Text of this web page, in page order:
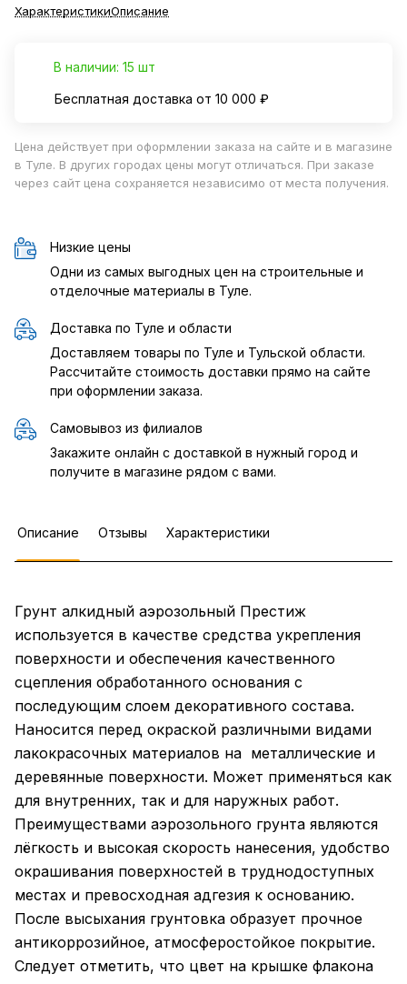
ХарактеристикиОписание
В наличии: 15 шт
Бесплатная доставка от 10 000 ₽
Цена действует при оформлении заказа на сайте и в магазине
в Туле. В других городах цены могут отличаться. При заказе
через сайт цена сохраняется независимо от места получения.
Низкие цены
Одни из самых выгодных цен на строительные и
отделочные материалы в Туле.
Доставка по Туле и области
Доставляем товары по Туле и Тульской области.
Рассчитайте стоимость доставки прямо на сайте
при оформлении заказа.
Самовывоз из филиалов
Закажите онлайн с доставкой в нужный город и
получите в магазине рядом с вами.
Описание Отзывы Характеристики
Грунт алкидный аэрозольный Престиж
используется в качестве средства укрепления
поверхности и обеспечения качественного
сцепления обработанного основания с
последующим слоем декоративного состава.
Наносится перед окраской различными видами
лакокрасочных материалов на металлические и
деревянные поверхности. Может применяться как
для внутренних, так и для наружных работ.
Преимуществами аэрозольного грунта являются
лёгкость и высокая скорость нанесения, удобство
окрашивания поверхностей в труднодоступных
местах и превосходная адгезия к основанию.
После высыхания грунтовка образует прочное
антикоррозийное, атмосферостойкое покрытие.
Следует отметить, что цвет на крышке флакона